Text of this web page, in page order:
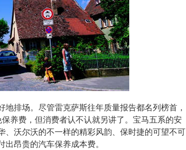
排场。尽管雷克萨斯往年质量报告都名列榜首，
养费，但消费者认不认就另讲了。宝马五系的安
沃尔沃的不一样的精彩风韵、保时捷的可望不可
昂贵的汽车保养成本费。